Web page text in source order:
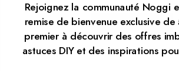
Envoyer
Rejoignez la communauté Noggi
remise de bienvenue exclusive de
premier à découvrir des offres
astuces DIY et des inspirations